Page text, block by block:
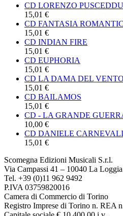
CD LORENZO
15,01 €
CD FANTASIA
15,01 €
CD INDIAN FIRE
15,01 €
CD EUPHORIA
15,01 €
CD LA DAMA DEL VENTO
15,01 €
CD BAILAMOS
15,01 €
CD - LA GRANDE
10,00 €
CD DANIELE
15,01 €
Scomegna Edizioni Musicali S.r.l.
Via Campassi 41 – 10040 La
Tel. +39 (0)11 962 9492
P.IVA 03759820016
Camera di Commercio di Torino
Registro Imprese di Torino n. REA